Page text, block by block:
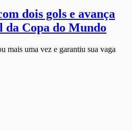
dois gols e avança
da Copa do Mundo
mais uma vez e garantiu sua vaga